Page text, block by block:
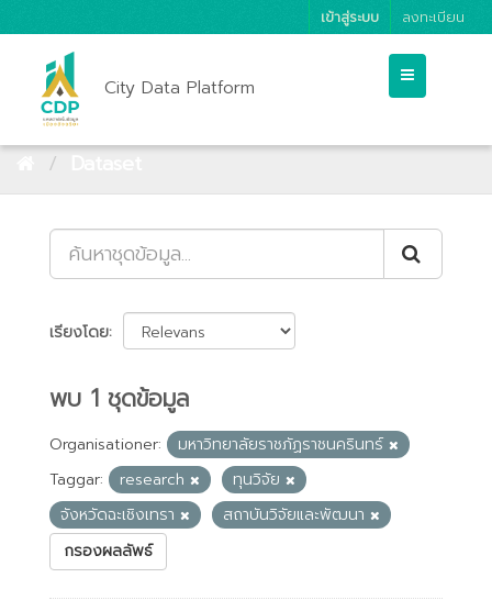
เข้าสู่ระบบ ลงทะเบียน
City Data Platform
เรียงโดย
พบ 1 ชุดข้อมูล
Organisationer:
มหาวิทยาลัยราชภัฏราชนครินทร์
Taggar:
research
ทุนวิจัย
จังหวัดฉะเชิงเทรา
สถาบันวิจัยและพัฒนา
กรองผลลัพธ์